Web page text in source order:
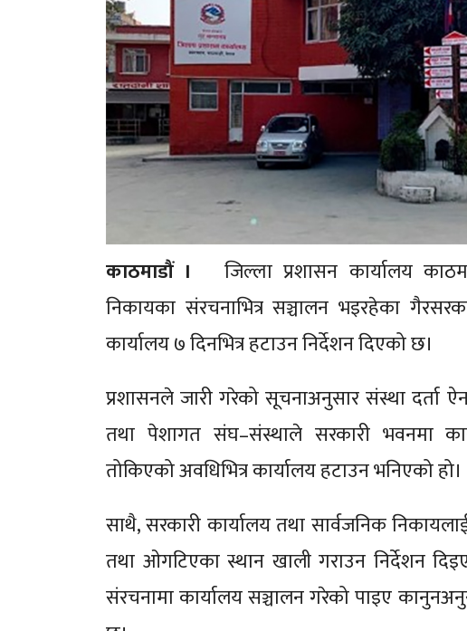
काठमाडौं ।
जिल्ला प्रशासन कार्यालय
निकायका संरचनाभित्र सञ्चालन भइरहेका
कार्यालय ७ दिनभित्र हटाउन निर्देशन दिएको छ।
प्रशासनले जारी गरेको सूचनाअनुसार संस्था दर्ता
तथा पेशागत संघ–संस्थाले सरकारी भवनमा
तोकिएको अवधिभित्र कार्यालय हटाउन भनिएको हो।
साथै, सरकारी कार्यालय तथा सार्वजनिक
तथा ओगटिएका स्थान खाली गराउन निर्देशन
संरचनामा कार्यालय सञ्चालन गरेको पाइए